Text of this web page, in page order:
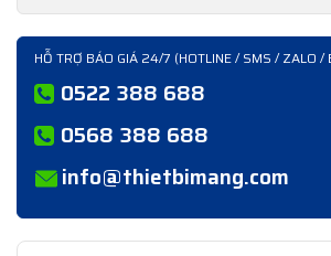
HỖ TRỢ BÁO GIÁ 24/7 (HOTLINE / SMS / ZALO /
0522 388 688
0568 388 688
info@thietbimang.com